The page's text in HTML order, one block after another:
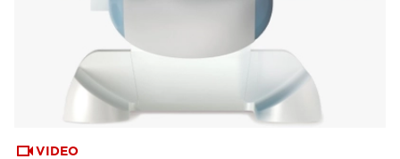
VIDEO